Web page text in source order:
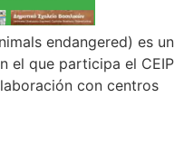
endangered) es un
el que participa el CEIP
con centros